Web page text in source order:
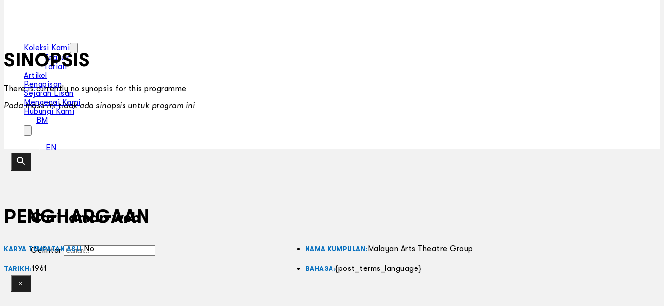
Koleksi Kami
Teater
Tarian
Artikel
Penapisan
Sejarah Lisan
Mengenai Kami
Hubungi Kami
BM
EN
Cari laman web
Gelintar
×
SINOPSIS
There is currently no synopsis for this programme
Pada masa ini tidak ada sinopsis untuk program ini
PENGHARGAAN
KARYA TEMPATAN ASLI: No NAMA KUMPULAN: Malayan Arts Theatre Group
TARIKH:1961 BAHASA:{post_terms_language}